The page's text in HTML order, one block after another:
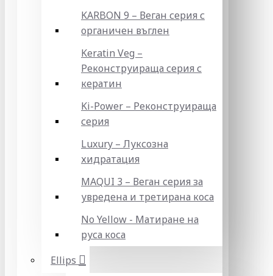
KARBON 9 – Веган серия с
органичен въглен
Keratin Veg –
Реконструираща серия с
кератин
Ki-Power – Реконструираща
серия
Luxury – Луксозна
хидратация
MAQUI 3 – Веган серия за
увредена и третирана коса
No Yellow - Матиране на
руса коса
Ellips